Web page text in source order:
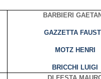
BARBIERI
GAZZETTA
MOTZ HENRI
BRICCHI LUIGI